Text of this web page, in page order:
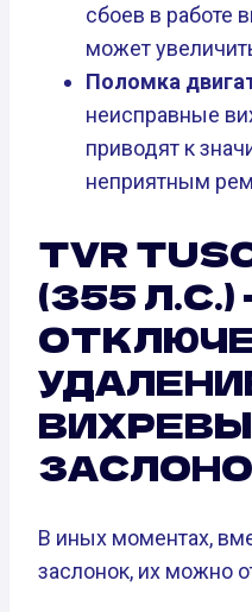
сбоев в работе
может
Поломка
неисправные
приводят к
неприятным
TVR
(355 Л.С.)
В иных моментах,
заслонок, их можно